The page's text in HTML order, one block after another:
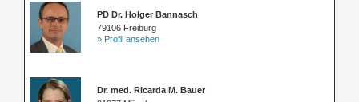
PD Dr. Holger Bannasch
79106 Freiburg
» Profil ansehen
Dr. med. Ricarda M. Bauer